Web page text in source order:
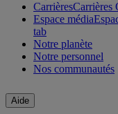
CarrièresCarrières
Espace média
tab
Notre planète
Notre personnel
Nos communautés
Aide